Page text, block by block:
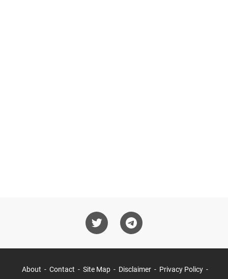
About Contact Site Map Disclaimer Privacy Policy